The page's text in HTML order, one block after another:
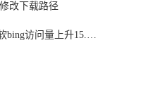
改下载路径
ChatGPT效应：微软bing访问量上升15.8%，谷歌访问量下降1%